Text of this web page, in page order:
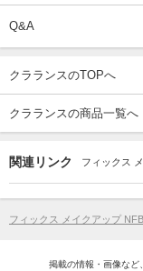
Q&A
クラランスのTOPへ
クラランスの商品一覧へ
関連リンク フィックス
フィックス メイクアップ NFB
掲載の情報・画像など